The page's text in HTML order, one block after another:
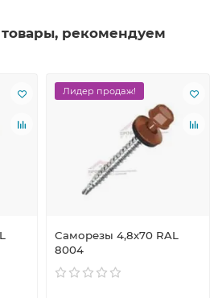
рекомендуем
Лидер продаж!
Саморезы 4,8х70 RAL
8004